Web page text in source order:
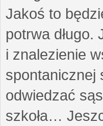
Jakoś to
potrwa
i znalezienie
spontanicznej
odwiedzać
szkoła…